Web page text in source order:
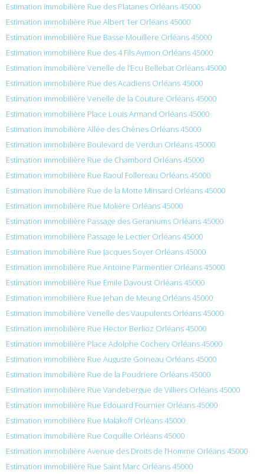
Estimation immobilière Rue des Platanes Orléans 45000
Estimation immobilière Rue Albert 1er Orléans 45000
Estimation immobilière Rue Basse Mouillere Orléans 45000
Estimation immobilière Rue des 4 Fils Aymon Orléans 45000
Estimation immobilière Venelle de l’Ecu Bellebat Orléans 45000
Estimation immobilière Rue des Acadiens Orléans 45000
Estimation immobilière Venelle de la Couture Orléans 45000
Estimation immobilière Place Louis Armand Orléans 45000
Estimation immobilière Allée des Chênes Orléans 45000
Estimation immobilière Boulevard de Verdun Orléans 45000
Estimation immobilière Rue de Chambord Orléans 45000
Estimation immobilière Rue Raoul Follereau Orléans 45000
Estimation immobilière Rue de la Motte Minsard Orléans 45000
Estimation immobilière Rue Molière Orléans 45000
Estimation immobilière Passage des Geraniums Orléans 45000
Estimation immobilière Passage le Lectier Orléans 45000
Estimation immobilière Rue Jacques Soyer Orléans 45000
Estimation immobilière Rue Antoine Parmentier Orléans 45000
Estimation immobilière Rue Émile Davoust Orléans 45000
Estimation immobilière Rue Jehan de Meung Orléans 45000
Estimation immobilière Venelle des Vaupulents Orléans 45000
Estimation immobilière Rue Hector Berlioz Orléans 45000
Estimation immobilière Place Adolphe Cochery Orléans 45000
Estimation immobilière Rue Auguste Goineau Orléans 45000
Estimation immobilière Rue de la Poudriere Orléans 45000
Estimation immobilière Rue Vandebergue de Villiers Orléans 45000
Estimation immobilière Rue Édouard Fournier Orléans 45000
Estimation immobilière Rue Malakoff Orléans 45000
Estimation immobilière Rue Coquille Orléans 45000
Estimation immobilière Avenue des Droits de l’Homme Orléans 45000
Estimation immobilière Rue Saint Marc Orléans 45000